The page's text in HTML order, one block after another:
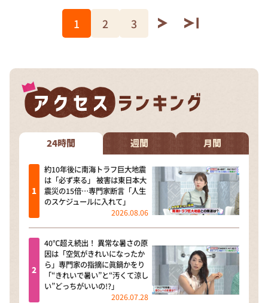
1 2 3
24時間 週間 月間
約10年後に南海トラフ巨大地震
は「必ず来る」 被害は東日本大
震災の15倍…専門家断言「人生
のスケジュールに入れて」
2026.08.06
40℃超え続出！ 異常な暑さの原
因は「空気がきれいになったか
ら」専門家の指摘に眞鍋かをり
「“きれいで暑い”と“汚くて涼し
い”どっちがいいの!?」
2026.07.28